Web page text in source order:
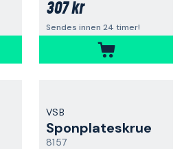
307 kr
Sendes innen 24 timer!
VSB
Sponplateskrue
8157